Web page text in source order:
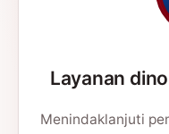
Layanan
Menindaklanjuti